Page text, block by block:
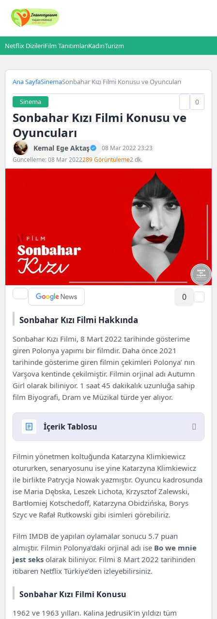
Netflix DizileriFilm TanıtımlarıKadınTurizm
Ana SayfaSinemaSonbahar Kızı Filmi Konusu ve Oyuncuları
Sinema 0
Sonbahar Kızı Filmi Konusu ve
Oyuncuları
Kemal Ege Aktaş
08 Mar 2022 23:23
Güncelleme: 08 Mar 2022289 Görüntüleme2 dk.
0
Sonbahar Kızı Filmi Hakkında
Sonbahar Kızı Filmi, 8 Mart 2022 tarihinde gösterime
giren Polonya yapımı bir filmdir. Daha önce 2021
tarihinde gösterime giren filmin çekimleri Polonya’ nın
Varşova kentinde çekilmiştir. Filmin orjinal adı Autumn
Girl olarak biliniyor. 1 saat 45 dakikalık uzunluğa sahip
film Biyografi, Dram ve Müzikal türde yer alıyor.
İçerik Tablosu
Sonbahar Kızı Filmi Hakkında
Sonbahar Kızı Filmi Konusu
Sonbahar Kızı Oyuncuları ve Karakterleri
Filmin yönetmen koltuğunda Katarzyna Klimkiewicz
otururken, senaryosunu ise yine Katarzyna Klimkiewicz
ile birlikte Patrycja Nowak yazmıştır. Oyuncu kadrosunda
ise Maria Dębska, Leszek Lichota, Krzysztof Zalewski,
Bartłomiej Kotschedoff, Katarzyna Obidzińska, Borys
Szyc ve Rafał Rutkowski gibi isimleri görebiliriz.
Film IMDB de yapılan oylamalar sonucu 5.7 puan
almıştır. Filmin Polonya’daki orjinal adı ise Bo we mnie
jest seks olarak biliniyor. Filmi 8 Mart 2022 tarihinden
itibaren Netflix Türkiye’den izleyebilirsiniz.
Sonbahar Kızı Filmi Konusu
1962 ve 1963 yılları. Kalina Jedrusik’in yıldızı tüm